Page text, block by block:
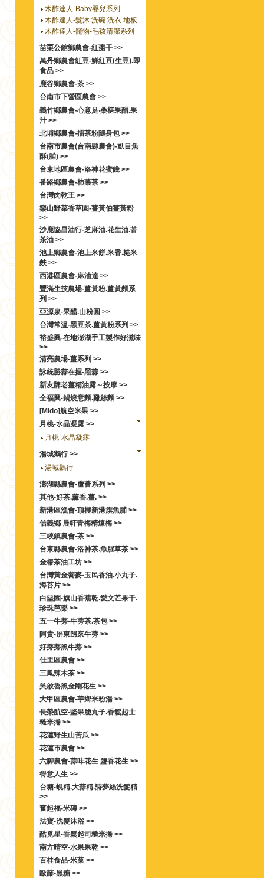
木酢達人-Baby嬰兒系列
木酢達人-髮沐.洗碗.洗衣.地板
木酢達人-竉物-毛孩清潔系列
苗栗公館鄉農會-紅棗干 >>
萬丹鄉農會紅豆-鮮紅豆(生豆).即
食品 >>
鹿谷鄉農會-茶 >>
台南市下營區農會 >>
義竹鄉農會-心意足‧桑椹果醋.果
汁 >>
北埔鄉農會-擂茶粉隨身包 >>
台南市農會(台南縣農會)-虱目魚
酥(脯) >>
台東地區農會-洛神花蜜餞 >>
番路鄉農會-柿葉茶 >>
台灣肉乾王 >>
樂山野菜香草園-薑黃伯薑黃粉
>>
沙鹿協昌油行-芝麻油.花生油.苦
茶油 >>
池上鄉農會-池上米餅.米香.糙米
麩 >>
西港區農會-麻油達 >>
豐滿生技農場-薑黃粉.薑黃麵系
列 >>
亞源泉-果醋.山粉圓 >>
台灣常溫-黑豆茶.薑黃粉系列 >>
裕盛興-在地澎湖手工製作好滋味
>>
清亮農場-薑系列 >>
詠統勝蒜在握-黑蒜 >>
新友牌老薑精油露～按摩 >>
全福興-鍋燒意麵.雞絲麵 >>
[Mido]航空米果 >>
月桃-水晶凝露 >>
月桃-水晶凝露
湯城鵝行 >>
湯城鵝行
澎湖縣農會-蘆薈系列 >>
其他-好茶.薰香.薑. >>
新港區漁會-頂極新港旗魚脯 >>
信義鄉 晨軒青梅精煉梅 >>
三峽鎮農會-茶 >>
台東縣農會-洛神茶.魚腥草茶 >>
金椿茶油工坊 >>
台灣黃金蕎麥-玉民香油.小丸子.
海苔片 >>
白堊園-旗山香蕉乾.愛文芒果干.
珍珠芭樂 >>
五一牛蒡-牛蒡茶.茶包 >>
阿貴-屏東歸來牛蒡 >>
好蒡蒡黑牛蒡 >>
佳里區農會 >>
三鳳辣木茶 >>
吳啟魯黑金剛花生 >>
大甲區農會-芋鄉米粉湯 >>
長榮航空-堅果脆丸子.香鬆起士
糙米捲 >>
花蓮野生山苦瓜 >>
花蓮市農會 >>
六腳農會-蒜味花生 鹽香花生 >>
得意人生 >>
台糖-蜆精.大蒜精.詩夢絲洗髮精
>>
奮起福-米磚 >>
法寶-洗髮沐浴 >>
酷覓星-香鬆起司糙米捲 >>
南方晴空-水果果乾 >>
百桂食品-米菓 >>
歐藤-黑糖 >>